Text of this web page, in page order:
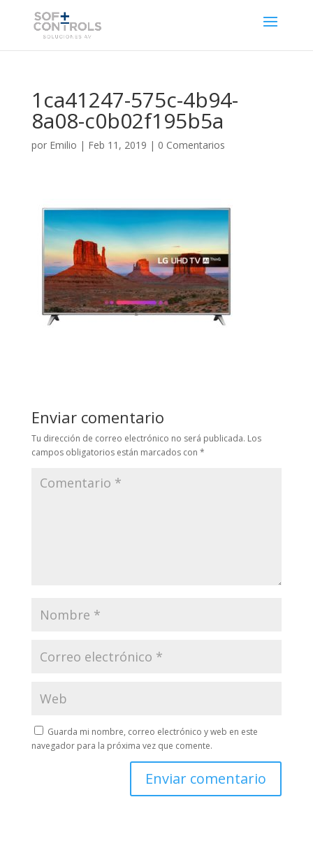
1ca41247-575c-4b94-
8a08-c0b02f195b5a
por Emilio | Feb 11, 2019 | 0 Comentarios
Enviar comentario
Tu dirección de correo electrónico no será publicada. Los
campos obligatorios están marcados con *
Guarda mi nombre, correo electrónico y web en este
navegador para la próxima vez que comente.